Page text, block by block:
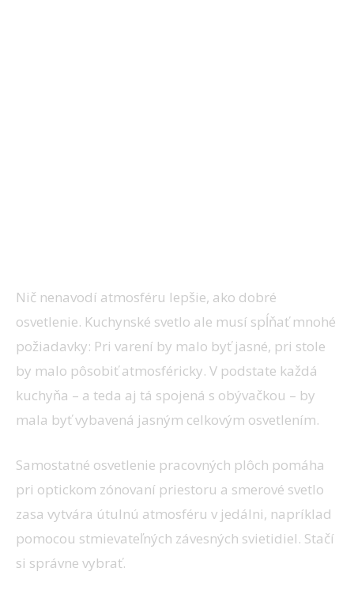
Nič nenavodí atmosféru lepšie, ako dobré
osvetlenie. Kuchynské svetlo ale musí spĺňať mnohé
požiadavky: Pri varení by malo byť jasné, pri stole
by malo pôsobiť atmosféricky. V podstate každá
kuchyňa – a teda aj tá spojená s obývačkou – by
mala byť vybavená jasným celkovým osvetlením.
Samostatné osvetlenie pracovných plôch pomáha
pri optickom zónovaní priestoru a smerové svetlo
zasa vytvára útulnú atmosféru v jedálni, napríklad
pomocou stmievateľných závesných svietidiel. Stačí
si správne vybrať.